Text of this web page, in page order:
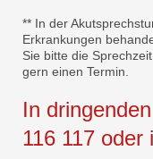
** In der
Erkrankungen
Sie bitte die
gern einen Termin.
In
116 117 oder